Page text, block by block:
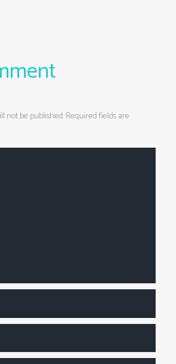
not be published. Required fields are